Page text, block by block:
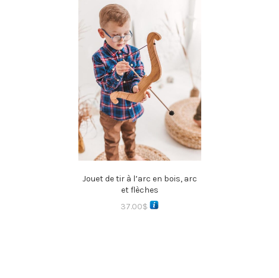
Jouet de tir à l’arc en bois, arc
et flèches
37.00$